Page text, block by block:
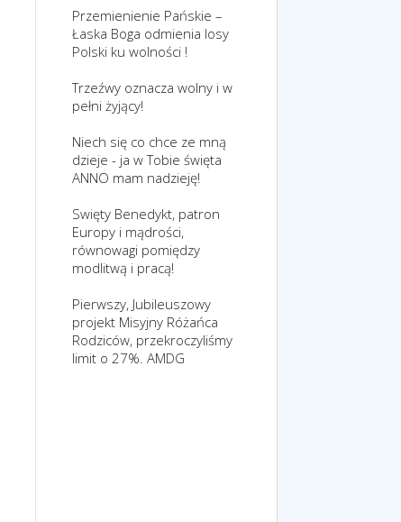
Przemienienie Pańskie –
Łaska Boga odmienia losy
Polski ku wolności !
Trzeźwy oznacza wolny i w
pełni żyjący!
Niech się co chce ze mną
dzieje - ja w Tobie święta
ANNO mam nadzieję!
Swięty Benedykt, patron
Europy i mądrości,
równowagi pomiędzy
modlitwą i pracą!
Pierwszy, Jubileuszowy
projekt Misyjny Różańca
Rodziców, przekroczyliśmy
limit o 27%. AMDG